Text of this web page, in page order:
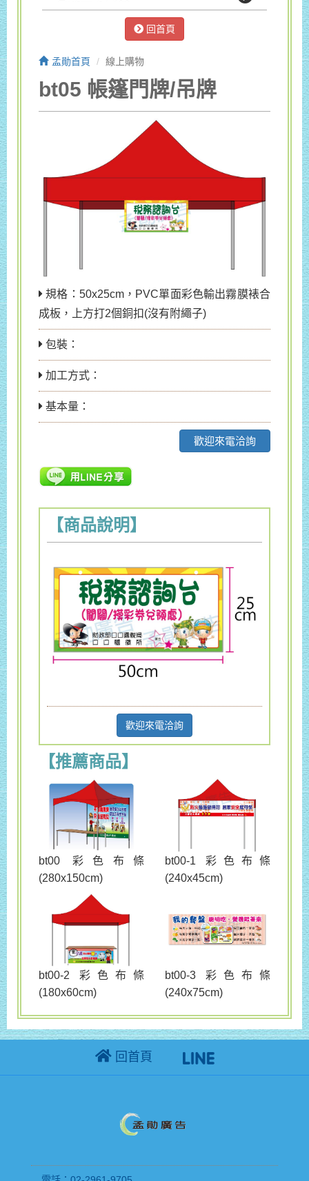
回首頁
孟勛首頁 線上購物
bt05 帳篷門牌/吊牌
規格：50x25cm，PVC單面彩色輸出霧膜裱合
成板，上方打2個銅扣(沒有附繩子)
包裝：
加工方式：
基本量：
歡迎來電洽詢
【商品說明】
歡迎來電洽詢
【推薦商品】
bt00 彩色布條
(280x150cm)
bt00-1 彩色布條
(240x45cm)
bt00-2 彩色布條
(180x60cm)
bt00-3 彩色布條
(240x75cm)
回首頁